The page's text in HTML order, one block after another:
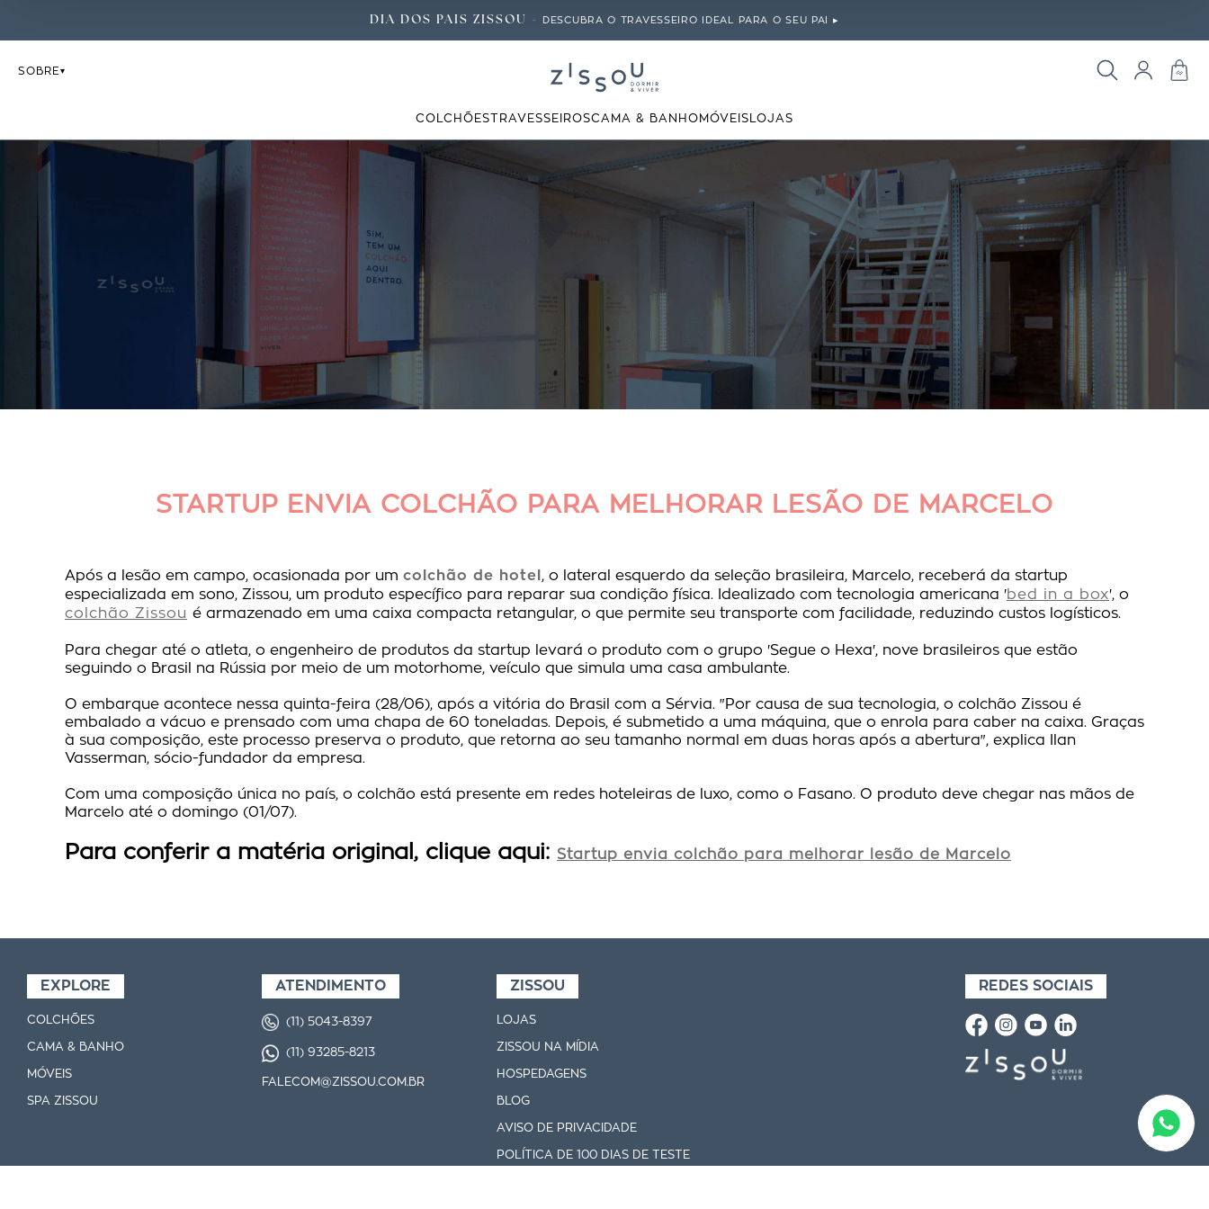
DIA DOS PAIS ZISSOU - DESCUBRA O TRAVESSEIRO IDEAL PARA O SEU PAI ▸
SOBRE
COLCHÕES TRAVESSEIROSCAMA & BANHO MÓVEIS LOJAS
STARTUP ENVIA COLCHÃO PARA MELHORAR LESÃO DE MARCELO
Após a lesão em campo, ocasionada por um colchão de hotel , o lateral esquerdo da seleção brasileira, Marcelo, receberá da startup
especializada em sono, Zissou, um produto específico para reparar sua condição física. Idealizado com tecnologia americana 'bed in a box', o
colchão Zissou é armazenado em uma caixa compacta retangular, o que permite seu transporte com facilidade, reduzindo custos logísticos.
Para chegar até o atleta, o engenheiro de produtos da startup levará o produto com o grupo 'Segue o Hexa', nove brasileiros que estão
seguindo o Brasil na Rússia por meio de um motorhome, veículo que simula uma casa ambulante.
O embarque acontece nessa quinta-feira (28/06), após a vitória do Brasil com a Sérvia. "Por causa de sua tecnologia, o colchão Zissou é
embalado a vácuo e prensado com uma chapa de 60 toneladas. Depois, é submetido a uma máquina, que o enrola para caber na caixa. Graças
à sua composição, este processo preserva o produto, que retorna ao seu tamanho normal em duas horas após a abertura", explica Ilan
Vasserman, sócio-fundador da empresa.
Com uma composição única no país, o colchão está presente em redes hoteleiras de luxo, como o Fasano. O produto deve chegar nas mãos de
Marcelo até o domingo (01/07).
Para conferir a matéria original, clique aqui: Startup envia colchão para melhorar lesão de Marcelo
EXPLORE
COLCHÕES
CAMA & BANHO
MÓVEIS
SPA ZISSOU
ATENDIMENTO
(11) 5043-8397
(11) 93285-8213
FALECOM@ZISSOU.COM.BR
ZISSOU
LOJAS
ZISSOU NA MÍDIA
HOSPEDAGENS
BLOG
AVISO DE PRIVACIDADE
POLÍTICA DE 100 DIAS DE TESTE
REDES SOCIAIS